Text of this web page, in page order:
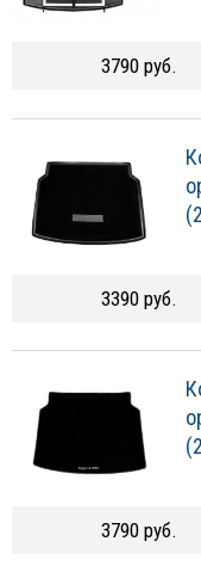
3790 руб.
3390 руб.
3790 руб.